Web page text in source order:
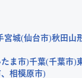
宮城 仙台市 秋田 山
たま市 千葉 千葉市
相模原市